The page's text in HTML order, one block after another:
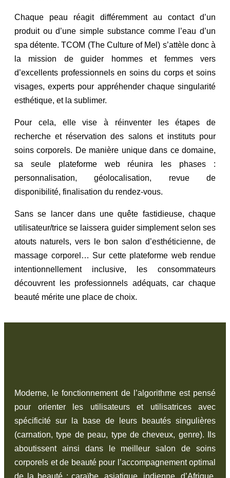
Chaque peau réagit différemment au contact d’un
produit ou d’une simple substance comme l’eau d’un
spa détente. TCOM (The Culture of Mel) s’attèle donc à
la mission de guider hommes et femmes vers
d’excellents professionnels en soins du corps et soins
visages, experts pour appréhender chaque singularité
esthétique, et la sublimer.
Pour cela, elle vise à réinventer les étapes de
recherche et réservation des salons et instituts pour
soins corporels. De manière unique dans ce domaine,
sa seule plateforme web réunira les phases :
personnalisation, géolocalisation, revue de
disponibilité, finalisation du rendez-vous.
Sans se lancer dans une quête fastidieuse, chaque
utilisateur/trice se laissera guider simplement selon ses
atouts naturels, vers le bon salon d’esthéticienne, de
massage corporel… Sur cette plateforme web rendue
intentionnellement inclusive, les consommateurs
découvrent les professionnels adéquats, car chaque
beauté mérite une place de choix.
Moderne, le fonctionnement de l’algorithme est pensé
pour orienter les utilisateurs et utilisatrices avec
spécificité sur la base de leurs beautés singulières
(carnation, type de peau, type de cheveux, genre). Ils
aboutissent ainsi dans le meilleur salon de soins
corporels et de beauté pour l’accompagnement optimal
de la beauté : caraïbe, asiatique, indienne, d’Afrique,